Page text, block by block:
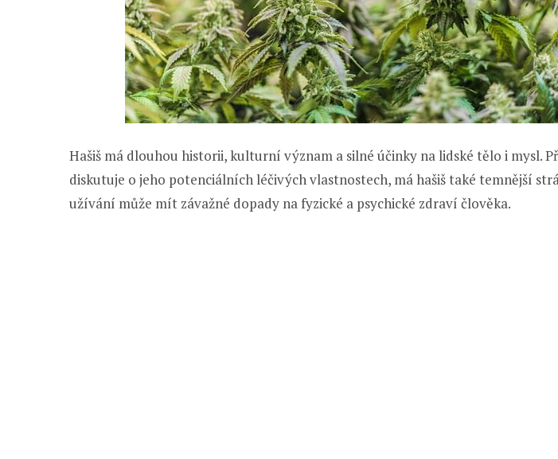
Hašiš má dlouhou historii, kulturní význam a silné účinky na lidské tělo i mysl.
diskutuje o jeho potenciálních léčivých vlastnostech, má hašiš také temnější
užívání může mít závažné dopady na fyzické a psychické zdraví člověka.